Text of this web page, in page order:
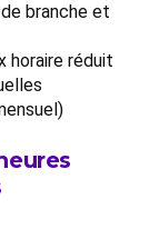
branche et
horaire réduit